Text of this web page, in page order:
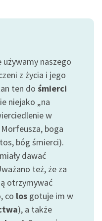
używamy naszego
z życia i jego
ten do śmierci
niejako „na
w
boga
bóg śmierci).
dawać
też, że za
otrzymywać
co los gotuje im w
), a także